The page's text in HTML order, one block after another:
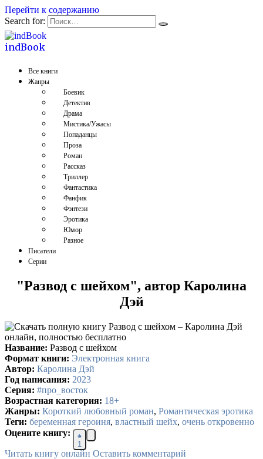
Перейти к содержанию
Search for:
indBook
Все книги
Жанры
Боевик
Детектив
Драма
Мистика/Ужасы
Попаданцы
Проза
Роман
Рассказ
Триллер
Фантастика
Фанфик
Фэнтези
Эротика
Юмор
Разное
Писатели
Серии
"Развод с шейхом", автор Каролина
Дэй
Название: Развод с шейхом
Формат книги: Электронная книга
Автор: Каролина Дэй
Год написания: 2023
Серия: #про_восток
Возрастная категория: 18+
Жанры: Короткий любовный роман, Романтическая эротика
Теги: беременная героиня, властный шейх, очень откровенно
Оцените книгу:
1
Читать книгу онлайн Оставить комментарий